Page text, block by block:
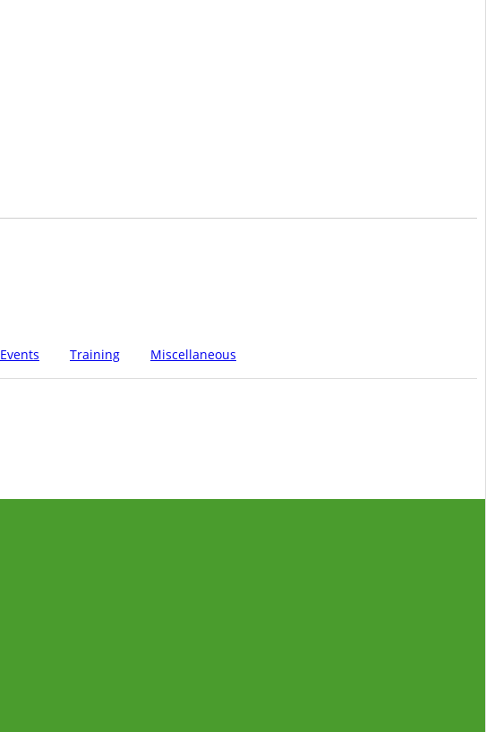
Events Training Miscellaneous